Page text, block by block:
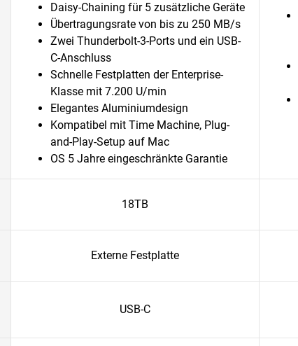
Daisy-Chaining für 5 zusätzliche Geräte
Übertragungsrate von bis zu 250 MB/s
Zwei Thunderbolt-3-Ports und ein USB-
C-Anschluss
Schnelle Festplatten der Enterprise-
Klasse mit 7.200 U/min
Elegantes Aluminiumdesign
Kompatibel mit Time Machine, Plug-
and-Play-Setup auf Mac
OS 5 Jahre eingeschränkte Garantie
18TB
Externe Festplatte
USB-C